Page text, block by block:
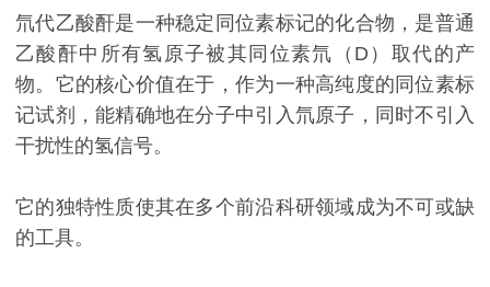
氘代乙酸酐是一种稳定同位素标记的化合物，是普通
乙酸酐中所有氢原子被其同位素氘（D）取代的产
物。它的核心价值在于，作为一种高纯度的同位素标
记试剂，能精确地在分子中引入氘原子，同时不引入
干扰性的氢信号。
它的独特性质使其在多个前沿科研领域成为不可或缺
的工具。